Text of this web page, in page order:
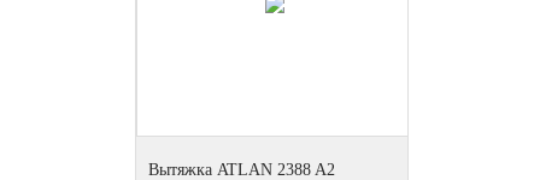
Вытяжка ATLAN 2388 A2